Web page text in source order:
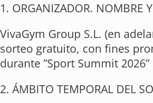
1. ORGANIZADOR. NOMBRE
VivaGym Group S.L. (en
sorteo gratuito, con fines
durante ”Sport Summit 2026”
2. ÁMBITO TEMPORAL DEL